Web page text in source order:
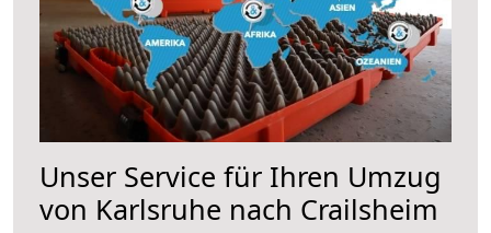
Unser Service für Ihren Umzug
von Karlsruhe nach Crailsheim